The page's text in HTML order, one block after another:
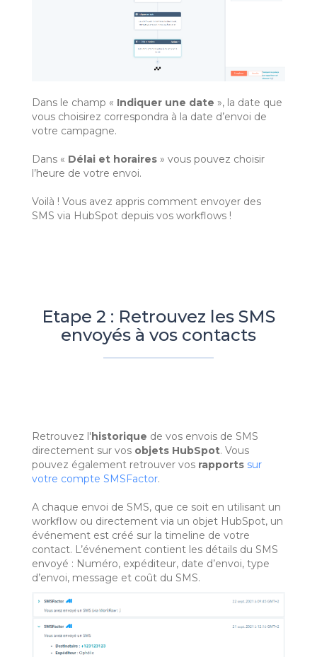
Dans le champ « Indiquer une date », la date que
vous choisirez correspondra à la date d’envoi de
votre campagne.
Dans « Délai et horaires » vous pouvez choisir
l’heure de votre envoi.
Voilà ! Vous avez appris comment envoyer des
SMS via HubSpot depuis vos workflows !
Etape 2 : Retrouvez les SMS
envoyés à vos contacts
Retrouvez l'historique de vos envois de SMS
directement sur vos objets HubSpot. Vous
pouvez également retrouver vos rapports sur
votre compte SMSFactor.
A chaque envoi de SMS, que ce soit en utilisant un
workflow ou directement via un objet HubSpot, un
événement est créé sur la timeline de votre
contact. L’événement contient les détails du SMS
envoyé : Numéro, expéditeur, date d’envoi, type
d’envoi, message et coût du SMS.